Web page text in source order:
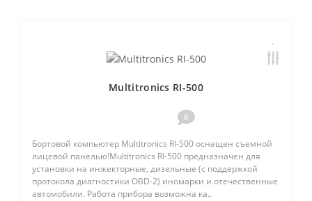
Multitronics RI-500
0
Бортовой компьютер Multitronics RI-500 оснащен съемной
лицевой панелью!Multitronics RI-500 предназначен для
установки на инжекторные, дизельные (с поддержкой
протокола диагностики OBD-2) иномарки и отечественные
автомобили. Работа прибора возможна ка..